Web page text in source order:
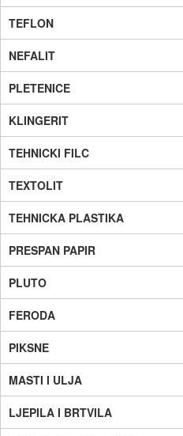
TEFLON
NEFALIT
PLETENICE
KLINGERIT
TEHNICKI FILC
TEXTOLIT
TEHNICKA PLASTIKA
PRESPAN PAPIR
PLUTO
FERODA
PIKSNE
MASTI I ULJA
LJEPILA I BRTVILA